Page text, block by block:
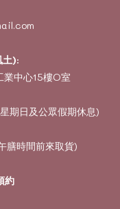
):
業中心15樓O室
期日及公眾假期休息)
膳時間前來取貨)
約